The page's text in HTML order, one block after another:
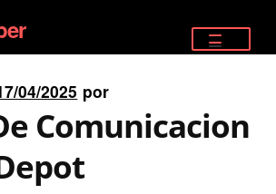
04/2025 por
Comunicacion